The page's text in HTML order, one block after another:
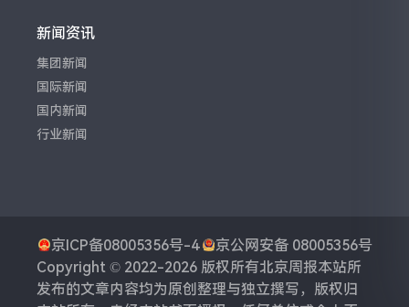
新闻资讯
集团新闻
国际新闻
国内新闻
行业新闻
京ICP备08005356号-4
京公网安备 08005356号
Copyright © 2022-2026 版权所有北京周报本站所
发布的文章内容均为原创整理与独立撰写，版权归